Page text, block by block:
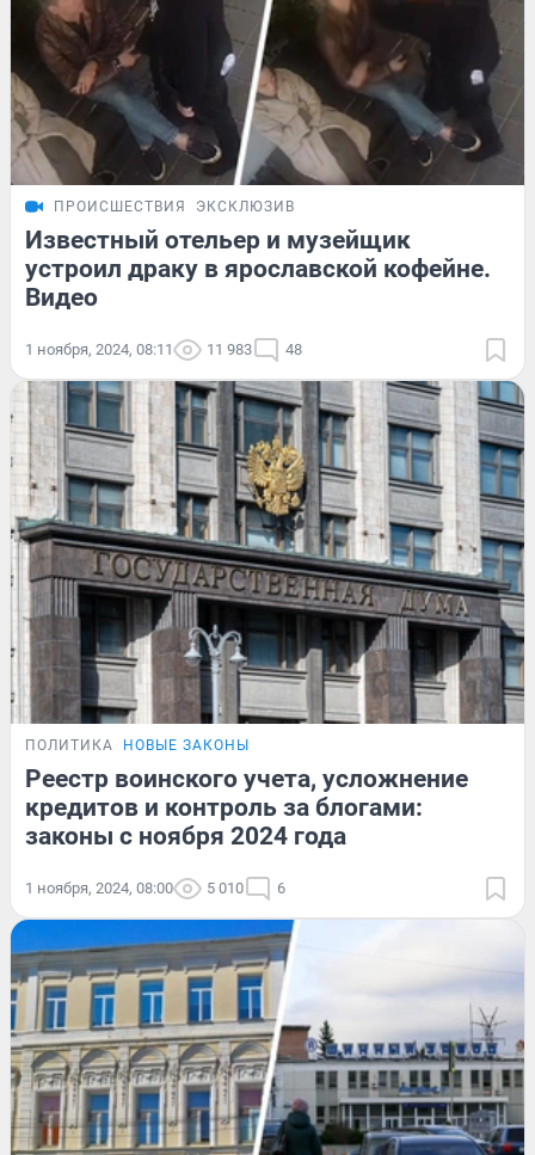
ПРОИСШЕСТВИЯ ЭКСКЛЮЗИВ
Известный отельер и музейщик
устроил драку в ярославской кофейне.
Видео
1 ноября, 2024, 08:11 11 983 48
ПОЛИТИКА НОВЫЕ ЗАКОНЫ
Реестр воинского учета, усложнение
кредитов и контроль за блогами:
законы с ноября 2024 года
1 ноября, 2024, 08:00 5 010 6